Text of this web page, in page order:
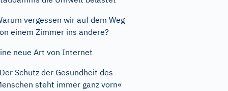
vergessen wir auf dem Weg
einem Zimmer ins andere?
neue Art von Internet
Schutz der Gesundheit des
steht immer ganz vorn«